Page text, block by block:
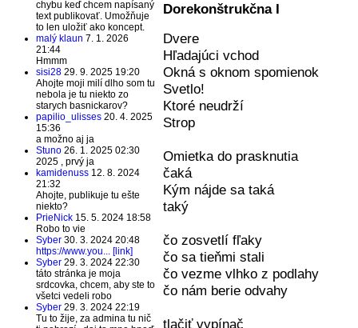
chybu keď chcem napísaný
text publikovať. Umožňuje
to len uložiť ako koncept.
malý klaun 7. 1. 2026
21:44
Hmmm
sisi28 29. 9. 2025 19:20
Ahojte moji milí dlho som tu
nebola je tu niekto zo
starych basnickarov?
papilio_ulisses 20. 4. 2025
15:36
a možno aj ja
Stuno 26. 1. 2025 02:30
2025 , prvý ja
kamidenuss 12. 8. 2024
21:32
Ahojte, publikuje tu ešte
niekto?
PrieNick 15. 5. 2024 18:58
Robo to vie
Syber 30. 3. 2024 20:48
https://www.you... [link]
Syber 29. 3. 2024 22:30
táto stránka je moja
srdcovka, chcem, aby ste to
všetci vedeli robo
Syber 29. 3. 2024 22:19
Tu to žije, za admina tu nič
Dorekonštrukčna I
Dvere
Hľadajúci vchod
Okná s oknom spomienok
Svetlo!
Ktoré neudrží
Strop
Omietka do prasknutia
čaká
Kým nájde sa taká
taký
čo zosvetlí fľaky
čo sa tieňmi stali
čo vezme vlhko z podlahy
čo nám berie odvahy
tlačiť vypínač